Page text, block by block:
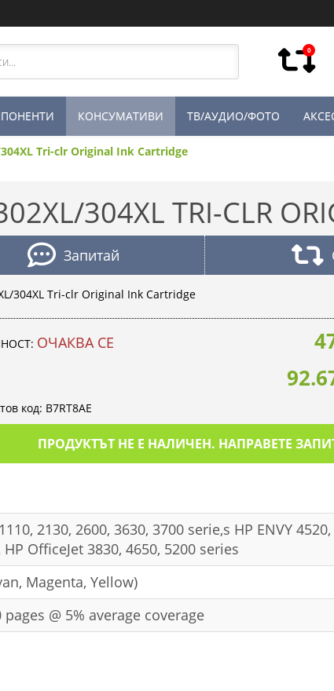
0
КОНСУМАТИВИ ТВ/АУДИО/ФОТО
Tri-clr Original Ink Cartridge
304XL TRI-CLR
Запитай
304XL Tri-clr Original Ink Cartridge
ОЧАКВА СЕ
код: B7RT8AE
ПРОДУКТЪТ НЕ Е НАЛИЧЕН. НАПРАВЕТЕ
2130, 2600, 3630, 3700 serie,s HP ENVY
OfficeJet 3830, 4650, 5200 series
Magenta, Yellow)
@ 5% average coverage